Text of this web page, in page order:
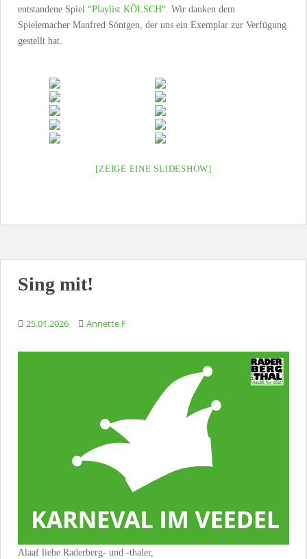
entstandene Spiel “Playlist KÖLSCH“. Wir danken dem
Spielemacher Manfred Söntgen, der uns ein Exemplar zur Verfügung
gestellt hat.
[ZEIGE EINE SLIDESHOW]
Sing mit!
25.01.2026 Annette F
Alaaf liebe Raderberg- und -thaler,